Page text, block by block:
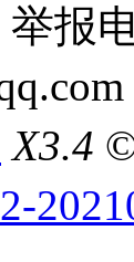
举报
X3.4